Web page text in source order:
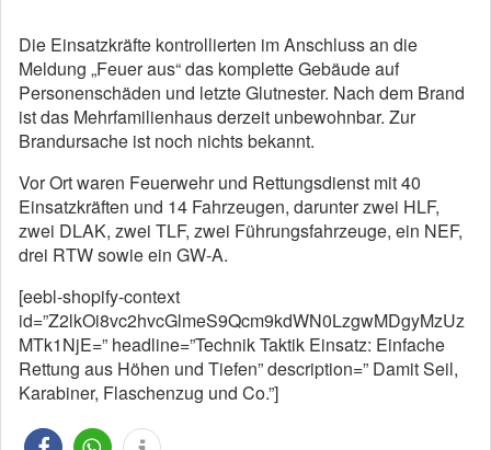
Die Einsatzkräfte kontrollierten im Anschluss an die
Meldung „Feuer aus“ das komplette Gebäude auf
Personenschäden und letzte Glutnester. Nach dem Brand
ist das Mehrfamilienhaus derzeit unbewohnbar. Zur
Brandursache ist noch nichts bekannt.
Vor Ort waren Feuerwehr und Rettungsdienst mit 40
Einsatzkräften und 14 Fahrzeugen, darunter zwei HLF,
zwei DLAK, zwei TLF, zwei Führungsfahrzeuge, ein NEF,
drei RTW sowie ein GW-A.
[eebl-shopify-context
id=”Z2lkOi8vc2hvcGlmeS9Qcm9kdWN0LzgwMDgyMzUz
MTk1NjE=” headline=”Technik Taktik Einsatz: Einfache
Rettung aus Höhen und Tiefen” description=” Damit Seil,
Karabiner, Flaschenzug und Co.”]